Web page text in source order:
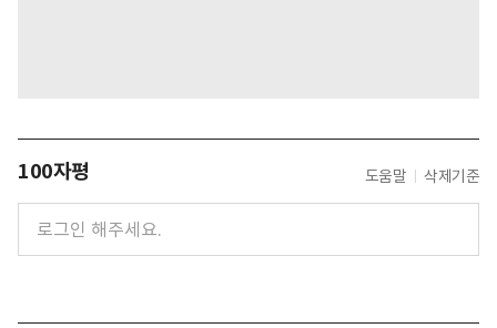
100자평 도움말 삭제기준